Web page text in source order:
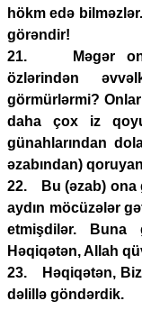
hökm edə
görəndir!
21. Məgər
özlərindən
görmürlərmi?
daha çox iz
günahlarından
əzabından)
22. Bu (əzab) ona
aydın möcüzələr
etmişdilər.
Həqiqətən, Allah
23. Həqiqətən, Biz
dəlillə göndərdik.